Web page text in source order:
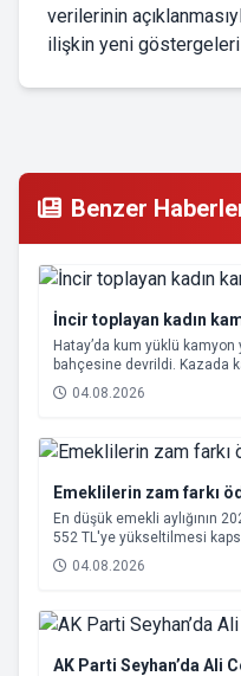
verilerinin
ilişkin yeni göstergeleri
Benzer
İncir toplayan kadın
Hatay’da kum yüklü
bahçesine devrildi. Kazada
annesi 65 yaşındaki kadın
04.08.2026
Emeklilerin zam farkı
En düşük emekli aylığının
552 TL'ye yükseltilmesi
Ağustos 2026 tarihinde
04.08.2026
AK Parti Seyhan’da Ali